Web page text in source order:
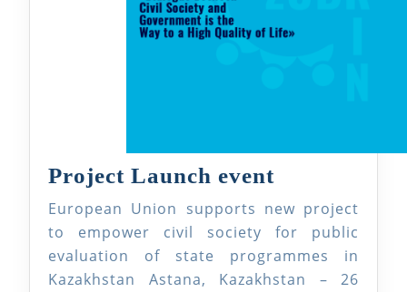
Project Launch event
Launch
event
European Union supports new project
to empower civil society for public
evaluation of state programmes in
Kazakhstan Astana, Kazakhstan – 26